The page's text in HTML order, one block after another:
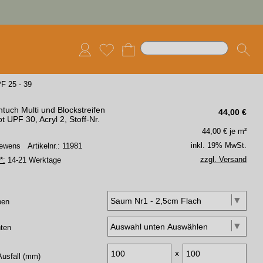
25 - 39
44,00 €
Multi und Blockstreifen
UPF 30, Acryl 2, Stoff-Nr.
Artikelnr.: 11981
14-21 Werktage
44,00 € je m²
inkl. 19% MwSt.
zzgl. Versand
(mm) x